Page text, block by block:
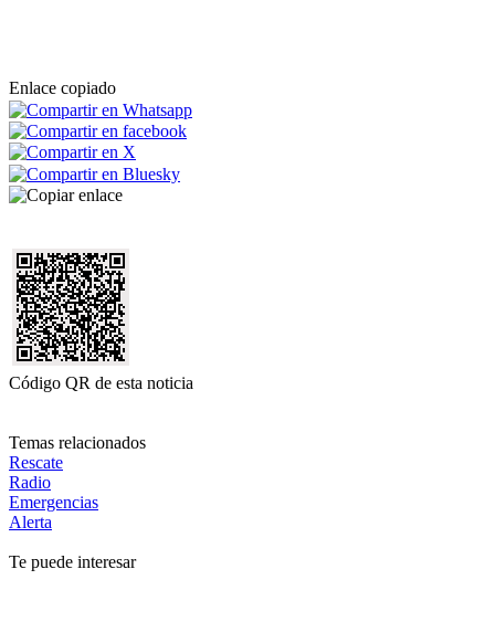
Enlace copiado
Código QR de esta noticia
Temas relacionados
Rescate
Radio
Emergencias
Alerta
Te puede interesar